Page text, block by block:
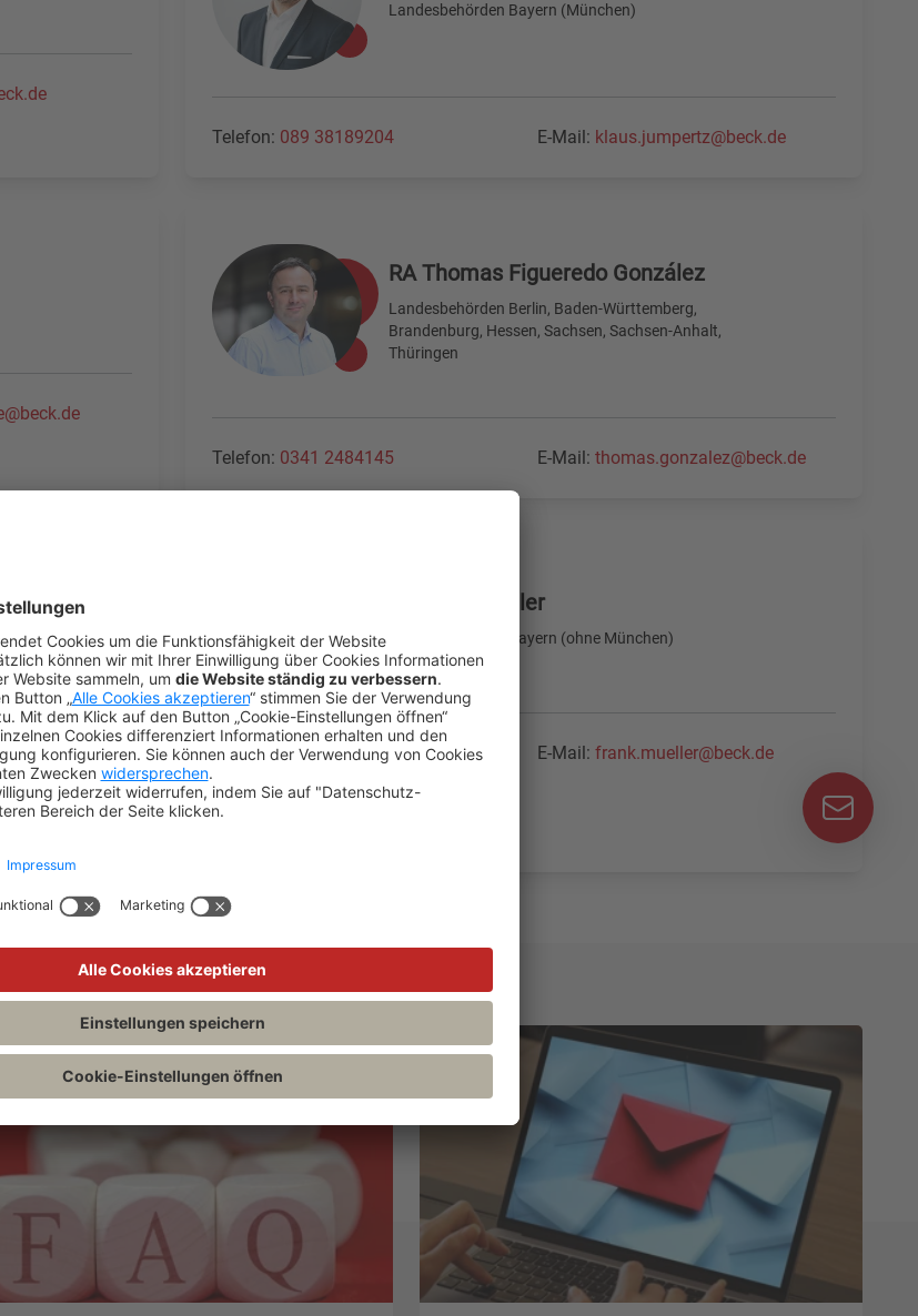
Landesbehörden Bayern (München)
Telefon: 089 38189204 E-Mail: klaus.jumpertz@beck.de
RA Thomas Figueredo González
Landesbehörden Berlin, Baden-Württemberg,
Brandenburg, Hessen, Sachsen, Sachsen-Anhalt,
Thüringen
Telefon: 0341 2484145 E-Mail: thomas.gonzalez@beck.de
RA Frank Müller
Landesbehörden Bayern (ohne München)
Telefon:05144 4957006 E-Mail: frank.mueller@beck.de